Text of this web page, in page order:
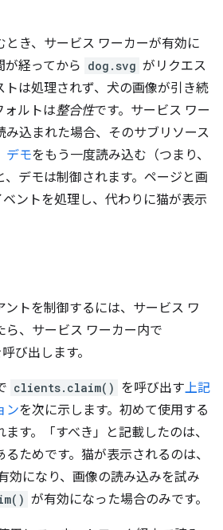
とき、サービス ワーカーが有効に
が経ってから dog.svg がリクエス
トは処理されず、犬の画像が引き続
ォルトは整合性です。サービス ワー
み込まれた場合、そのサブリソース
デモをもう一度読み込む（つまり、
デモは制御されます。ページと画
ベントを処理し、代わりに猫が表示
トを制御するには、サービス ワ
ら、サービス ワーカー内で
び出します。
clients.claim() を呼び出す上記
ンを次に示します。初めて使用する
す。
「すべき」と記載したのは、
ためです。猫が表示されるのは、
効になり、画像の読み込みを試み
が有効になった場合のみです。